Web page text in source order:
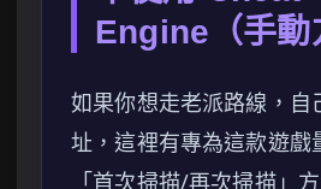
Engine（手動
如果你想走老派路線，自
址，這裡有專為這款遊戲
「首次掃描/再次掃描」